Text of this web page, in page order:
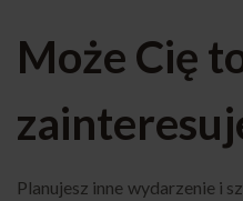
Może Cię
Planujesz inne wydarzenie i